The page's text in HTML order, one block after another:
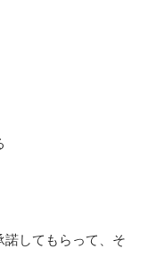
してもらって、そ